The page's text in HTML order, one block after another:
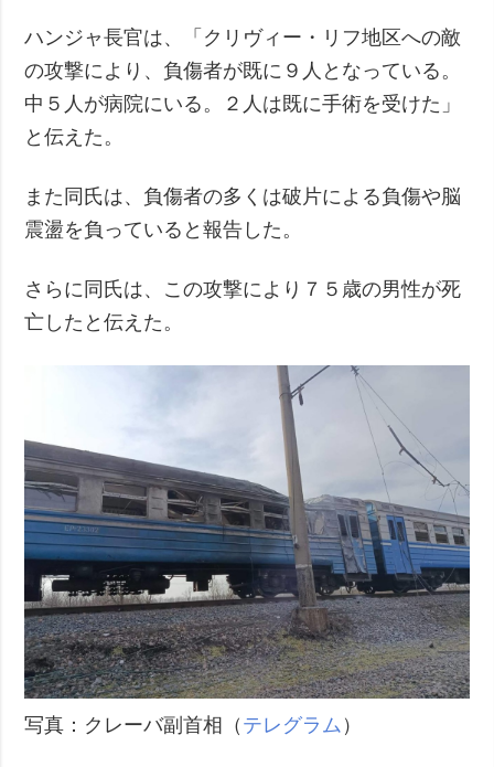
ハンジャ長官は、「クリヴィー・リフ地区への敵
の攻撃により、負傷者が既に９人となっている。
中５人が病院にいる。２人は既に手術を受けた」
と伝えた。
また同氏は、負傷者の多くは破片による負傷や脳
震盪を負っていると報告した。
さらに同氏は、この攻撃により７５歳の男性が死
亡したと伝えた。
写真：クレーバ副首相（ テレグラム ）